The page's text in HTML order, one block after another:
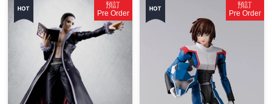
預訂
Pre Order
預訂
Pre Order